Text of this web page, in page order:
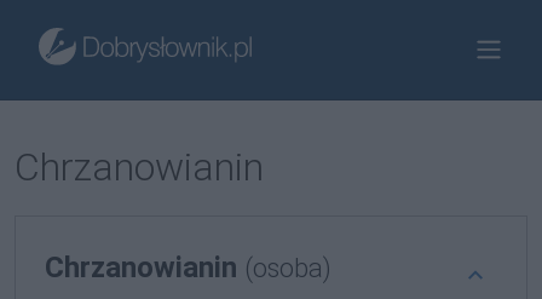
Chrzanowianin
Chrzanowianin (osoba)